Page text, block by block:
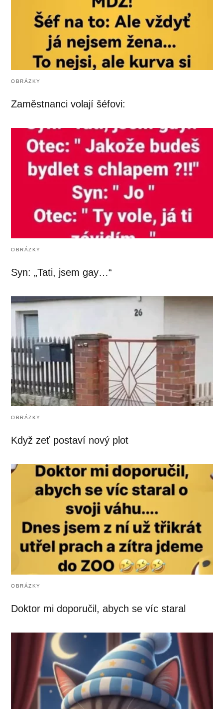
OBRÁZKY
Zaměstnanci volají šéfovi:
OBRÁZKY
Syn: „Tati, jsem gay…“
OBRÁZKY
Když zeť postaví nový plot
OBRÁZKY
Doktor mi doporučil, abych se víc staral